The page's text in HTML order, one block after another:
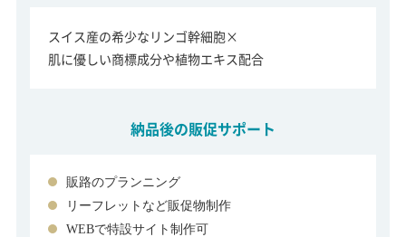
スイス産の希少なリンゴ幹細胞×
肌に優しい商標成分や植物エキス配合
納品後の販促サポート
販路のプランニング
リーフレットなど販促物制作
WEBで特設サイト制作可